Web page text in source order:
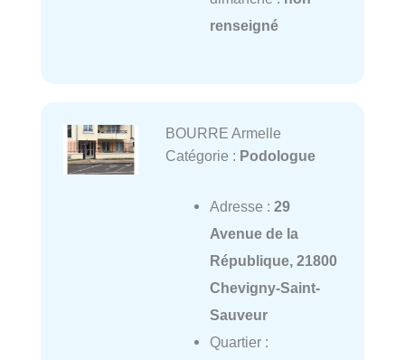
renseigné
BOURRE Armelle
Catégorie : Podologue
Adresse : 29
Avenue de la
République, 21800
Chevigny-Saint-
Sauveur
Quartier :